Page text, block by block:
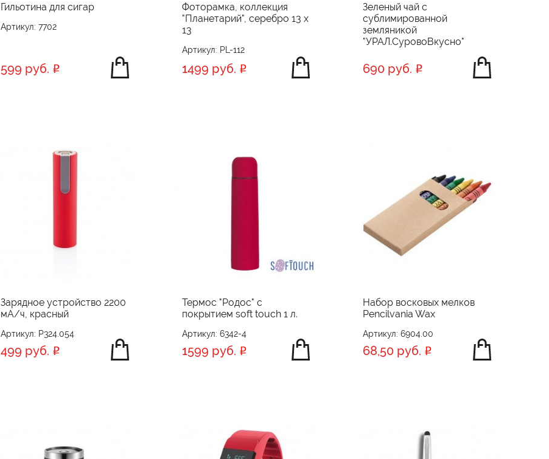
Гильотина для сигар
Артикул: 7702
599 руб.
Фоторамка, коллекция
"Планетарий", серебро 13 х
13
Артикул: PL-112
1499 руб.
Зеленый чай с
сублимированной
земляникой
"УРАЛ.СуровоВкусно"
690 руб.
Зарядное устройство 2200
мА/ч, красный
Артикул: P324.054
499 руб.
Термос "Родос" с
покрытием soft touch 1 л.
Артикул: 6342-4
1599 руб.
Набор восковых мелков
Pencilvania Wax
Артикул: 6904.00
68,50 руб.